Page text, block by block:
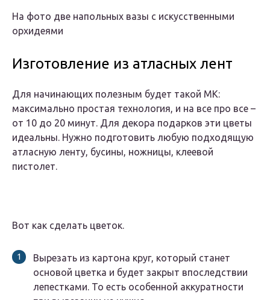
На фото две напольных вазы с искусственными
орхидеями
Изготовление из атласных лент
Для начинающих полезным будет такой МК:
максимально простая технология, и на все про все –
от 10 до 20 минут. Для декора подарков эти цветы
идеальны. Нужно подготовить любую подходящую
атласную ленту, бусины, ножницы, клеевой
пистолет.
Вот как сделать цветок.
Вырезать из картона круг, который станет
основой цветка и будет закрыт впоследствии
лепестками. То есть особенной аккуратности